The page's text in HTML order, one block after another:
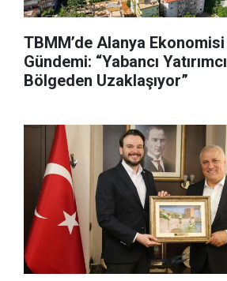
TBMM’de Alanya Ekonomisi
Gündemi: “Yabancı Yatırımcı
Bölgeden Uzaklaşıyor”